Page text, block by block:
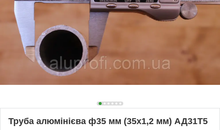
Труба алюмінієва ф35 мм (35х1,2 мм) АД31Т5